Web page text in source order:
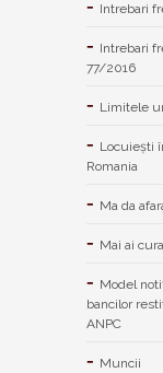
Intrebari
Intrebari
77/2016
Limitele
Locuiești
Romania
Ma da
Mai ai
Model
bancilor
ANPC
Muncii